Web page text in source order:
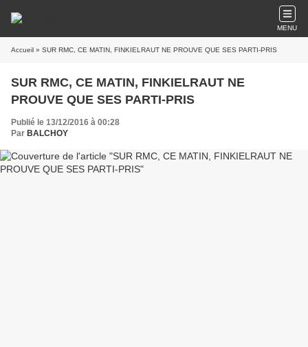
MENU
Accueil » SUR RMC, CE MATIN, FINKIELRAUT NE PROUVE QUE SES PARTI-PRIS
SUR RMC, CE MATIN, FINKIELRAUT NE
PROUVE QUE SES PARTI-PRIS
Publié le 13/12/2016 à 00:28
Par BALCHOY